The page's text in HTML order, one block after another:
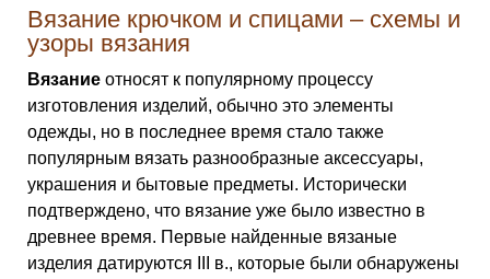
Вязание крючком и спицами – схемы и
узоры вязания
Вязание относят к популярному процессу
изготовления изделий, обычно это элементы
одежды, но в последнее время стало также
популярным вязать разнообразные аксессуары,
украшения и бытовые предметы. Исторически
подтверждено, что вязание уже было известно в
древнее время. Первые найденные вязаные
изделия датируются III в., которые были обнаружены